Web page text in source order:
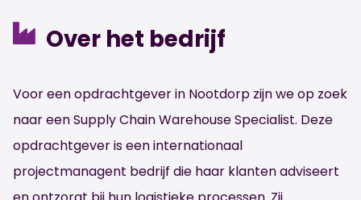
Over het bedrijf
Voor een opdrachtgever in Nootdorp zijn we op zoek
naar een Supply Chain Warehouse Specialist. Deze
opdrachtgever is een internationaal
projectmanagent bedrijf die haar klanten adviseert